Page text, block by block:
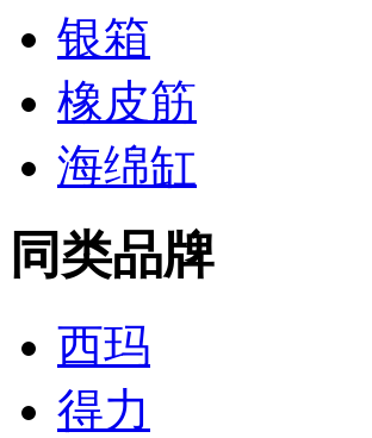
银箱
橡皮筋
海绵缸
同类品牌
西玛
得力